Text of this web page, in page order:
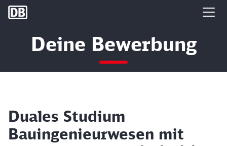
DB Group
Deine Bewerbung
Duales Studium
Bauingenieurwesen mit